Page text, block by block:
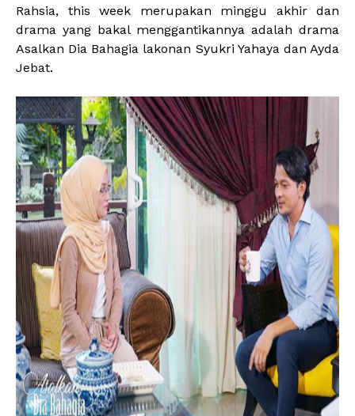
Rahsia, this week merupakan minggu akhir dan
drama yang bakal menggantikannya adalah drama
Asalkan Dia Bahagia lakonan Syukri Yahaya dan Ayda
Jebat.